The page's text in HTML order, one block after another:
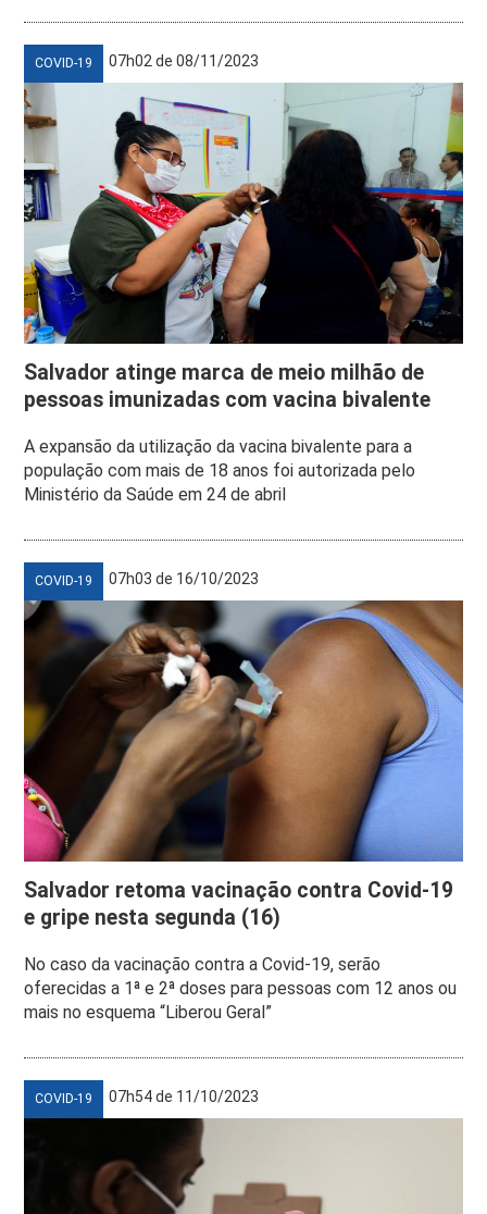
COVID-19 07h02 de 08/11/2023
Salvador atinge marca de meio milhão de
pessoas imunizadas com vacina bivalente
A expansão da utilização da vacina bivalente para a
população com mais de 18 anos foi autorizada pelo
Ministério da Saúde em 24 de abril
COVID-19 07h03 de 16/10/2023
Salvador retoma vacinação contra Covid-19
e gripe nesta segunda (16)
No caso da vacinação contra a Covid-19, serão
oferecidas a 1ª e 2ª doses para pessoas com 12 anos ou
mais no esquema “Liberou Geral”
COVID-19 07h54 de 11/10/2023